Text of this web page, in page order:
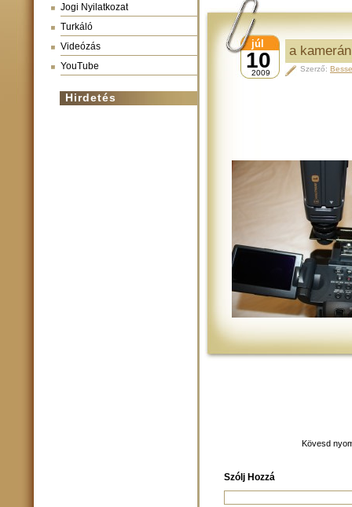
Jogi Nyilatkozat
Turkáló
Videózás
YouTube
Hirdetés
10
júl
2009
a
Szerző:
Kövesd
Szólj Hozzá